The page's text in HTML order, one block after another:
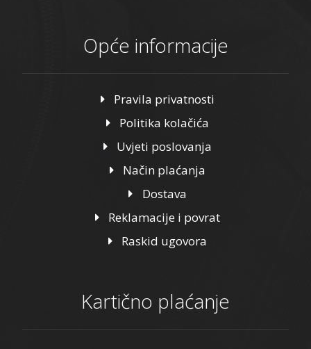
Opće informacije
Pravila privatnosti
Politika kolačića
Uvjeti poslovanja
Način plaćanja
Dostava
Reklamacije i povrat
Raskid ugovora
Kartično plaćanje